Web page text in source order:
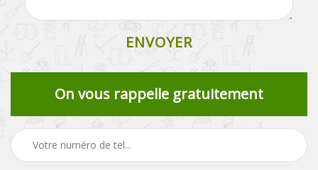
On vous rappelle gratuitement